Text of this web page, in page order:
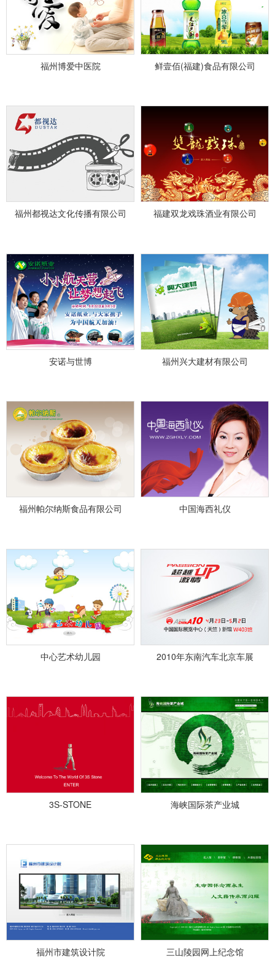
福州博爱中医院 鲜壹佰(福建)食品有限公司
福州都视达文化传播有限公司 福建双龙戏珠酒业有限公司
安诺与世博 福州兴大建材有限公司
福州帕尔纳斯食品有限公司 中国海西礼仪
中心艺术幼儿园 2010年东南汽车北京车展
3S-STONE 海峡国际茶产业城
福州市建筑设计院 三山陵园网上纪念馆